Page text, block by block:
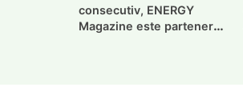
consecutiv, ENERGY
Magazine este partener